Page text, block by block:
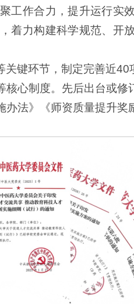
工作合力，提升运行实
着力构建科学规范、开
键环节，制定完善近
心制度。先后出台或修
法》《师资质量提升奖